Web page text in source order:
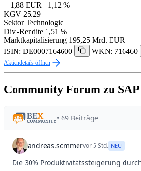
+ 1,88 EUR +1,12 %
KGV 25,29
Sektor Technologie
Div.-Rendite 1,51 %
Marktkapitalisierung 195,25 Mrd. EUR
ISIN: DE0007164600
WKN: 716460
Aktiendetails öffnen
Community Forum zu SAP